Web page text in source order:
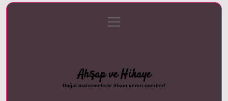
Gizlilik Politikası
menüyü
aç
Ahşap ve Hikaye
Doğal malzemelerle ilham veren öneriler!